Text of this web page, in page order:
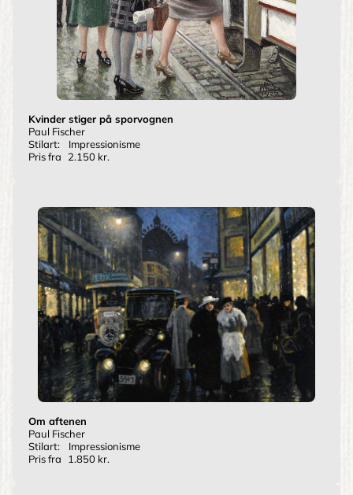
Kvinder stiger på sporvognen
Paul Fischer
Stilart:
Impressionisme
Pris fra
2.150 kr.
Om aftenen
Paul Fischer
Stilart:
Impressionisme
Pris fra
1.850 kr.